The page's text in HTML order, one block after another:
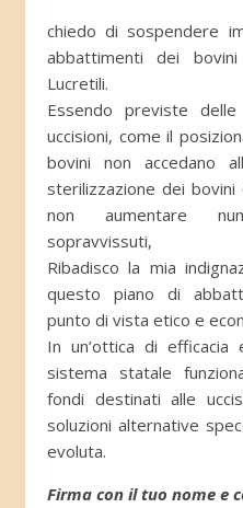
chiedo di sospendere
abbattimenti dei
Lucretili.
Essendo previste
uccisioni, come il
bovini non accedano
sterilizzazione dei
non aumentare
sopravvissuti,
Ribadisco la mia
questo piano di
punto di vista etico e
In un’ottica di efficacia
sistema statale
fondi destinati alle
soluzioni alternative
evoluta.
Firma con il tuo nome e